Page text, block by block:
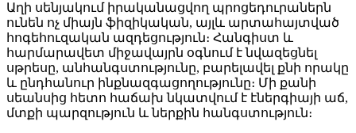
Աղի սենյակում իրականացվող պրոցեդուրաներն
ունեն ոչ միայն ֆիզիկական, այլև արտահայտված
հոգեհուզական ազդեցություն։ Հանգիստ և
հարմարավետ միջավայրն օգնում է նվազեցնել
սթրեսը, անհանգստությունը, բարելավել քնի որակը
և ընդհանուր ինքնազգացողությունը։ Մի քանի
սեանսից հետո հաճախ նկատվում է էներգիայի աճ,
մտքի պարզություն և ներքին հանգստություն։